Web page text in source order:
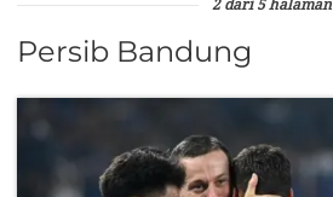
2 dari 5 halaman
Persib Bandung